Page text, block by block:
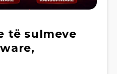
të sulmeve